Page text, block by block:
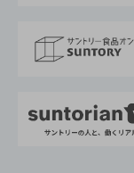
採用情報